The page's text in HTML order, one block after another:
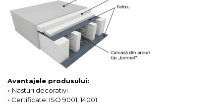
Avantajele produsului:
• Nasturi decorativi
• Certificate: ISO 9001, 14001